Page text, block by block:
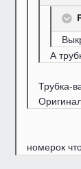
А
Трубка-
номерок